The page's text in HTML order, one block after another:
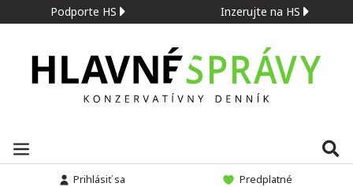
Podporte HS Inzerujte na HS
Prihlásiť sa Predplatné